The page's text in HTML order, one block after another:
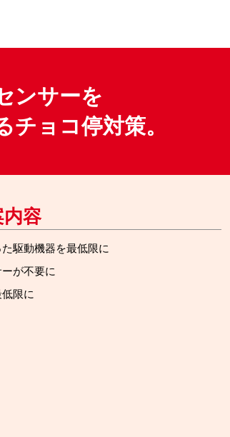
ンサーを
ョコ停対策。
容
駆動機器を最低限に
が不要に
限に